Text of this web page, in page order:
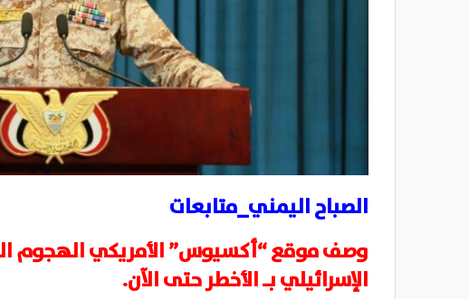
الصباح اليمني_متابعات
وصف موقع “أكسيوس” الأمريكي الهجوم
الإسرائيلي بـ الأخطر حتى الآن.